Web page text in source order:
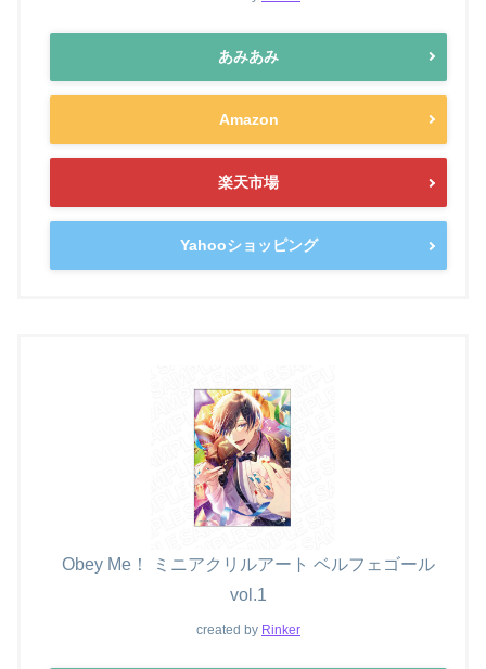
あみあみ
Amazon
楽天市場
Yahooショッピング
Obey Me！ ミニアクリルアート ベルフェゴール
vol.1
created by Rinker